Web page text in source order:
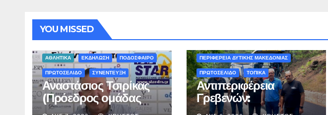
YOU MISSED
ΑΘΛΗΤΙΚΑ ΕΚΔΗΛΩΣΗ ΠΟΔΟΣΦΑΙΡΟ
ΠΡΩΤΟΣΕΛΙΔΟ ΣΥΝΕΝΤΕΥΞΗ
Αναστάσιος Τσιρίκας
(Πρόεδρος ομάδας
ΣΕΙΡΗΝΕΣ) στον Star-
ΠΕΡΙΦΕΡΕΙΑ ΔΥΤΙΚΗΣ ΜΑΚΕΔΟΝΙΑΣ
ΠΡΩΤΟΣΕΛΙΔΟ ΤΟΠΙΚΑ
Αντιπεριφέρεια
Γρεβενών:
Ολοκληρώνεται η